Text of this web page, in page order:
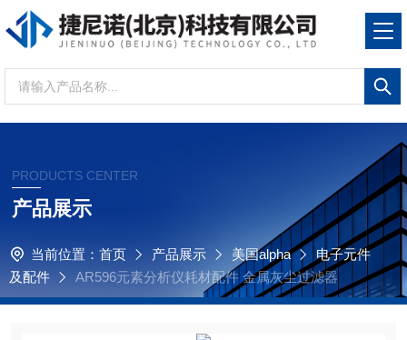
PRODUCTS CENTER
产品展示
当前位置： 首页 产品展示 美国alpha
电子元件
及配件
AR596元素分析仪耗材配件 金属灰尘过滤器